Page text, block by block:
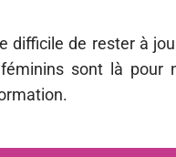
difficile de rester à
sont là pour